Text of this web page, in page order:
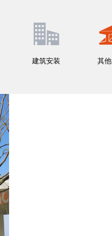
建筑安装 其